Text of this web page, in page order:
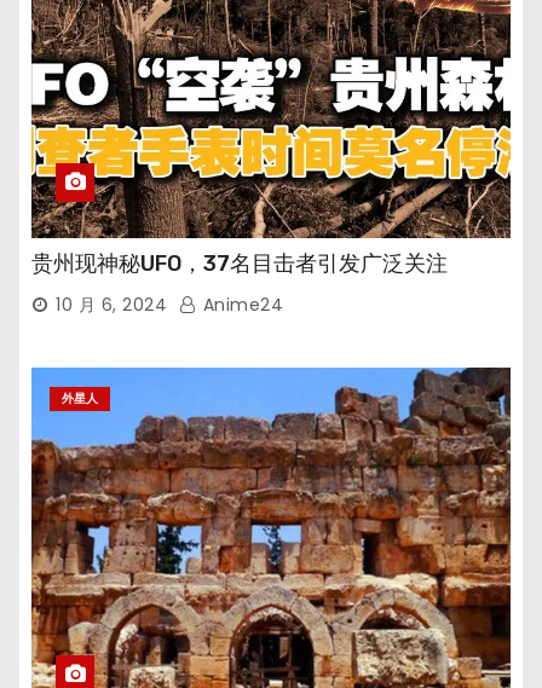
贵州现神秘UFO，37名目击者引发广泛关注
10 月 6, 2024 Anime24
外星人